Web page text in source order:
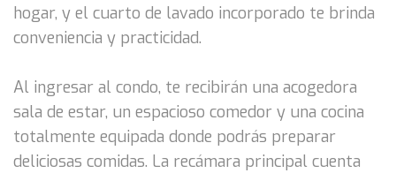
hogar, y el cuarto de lavado incorporado te brinda
conveniencia y practicidad.
Al ingresar al condo, te recibirán una acogedora
sala de estar, un espacioso comedor y una cocina
totalmente equipada donde podrás preparar
deliciosas comidas. La recámara principal cuenta